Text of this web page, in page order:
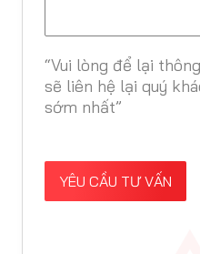
“Vui lòng để lại
sẽ liên hệ lại quý
sớm nhất”